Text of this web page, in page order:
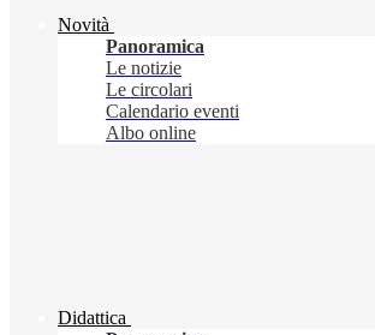
Novità
Panoramica
Le notizie
Le circolari
Calendario eventi
Albo online
Didattica